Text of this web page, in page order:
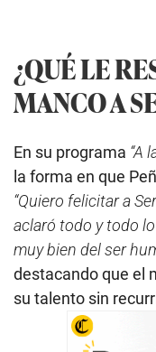
¿QUÉ LE
MANCO A
En su programa “A
la forma en que
“Quiero felicitar a
aclaró todo y todo
muy bien del ser
destacando que el
su talento sin